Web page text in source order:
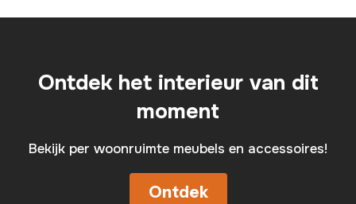
Ontdek het interieur van dit
moment
Bekijk per woonruimte meubels en accessoires!
Ontdek